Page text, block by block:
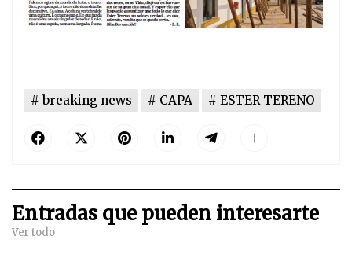
breaking news CAPA ESTER TERENO
Entradas que pueden interesarte
Ver todo